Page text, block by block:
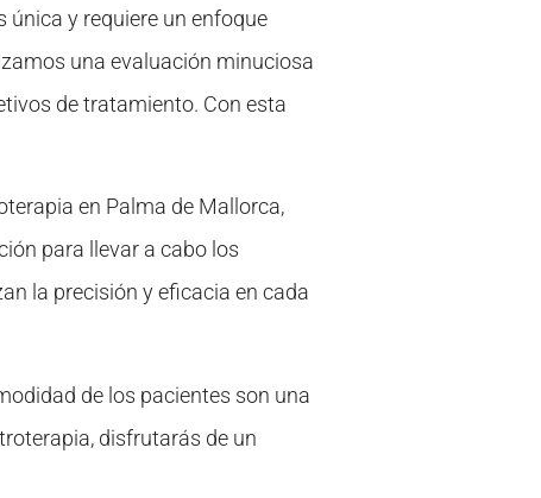
única y requiere un enfoque
una evaluación minuciosa
de tratamiento. Con esta
en Palma de Mallorca,
para llevar a cabo los
la precisión y eficacia en cada
de los pacientes son una
disfrutarás de un